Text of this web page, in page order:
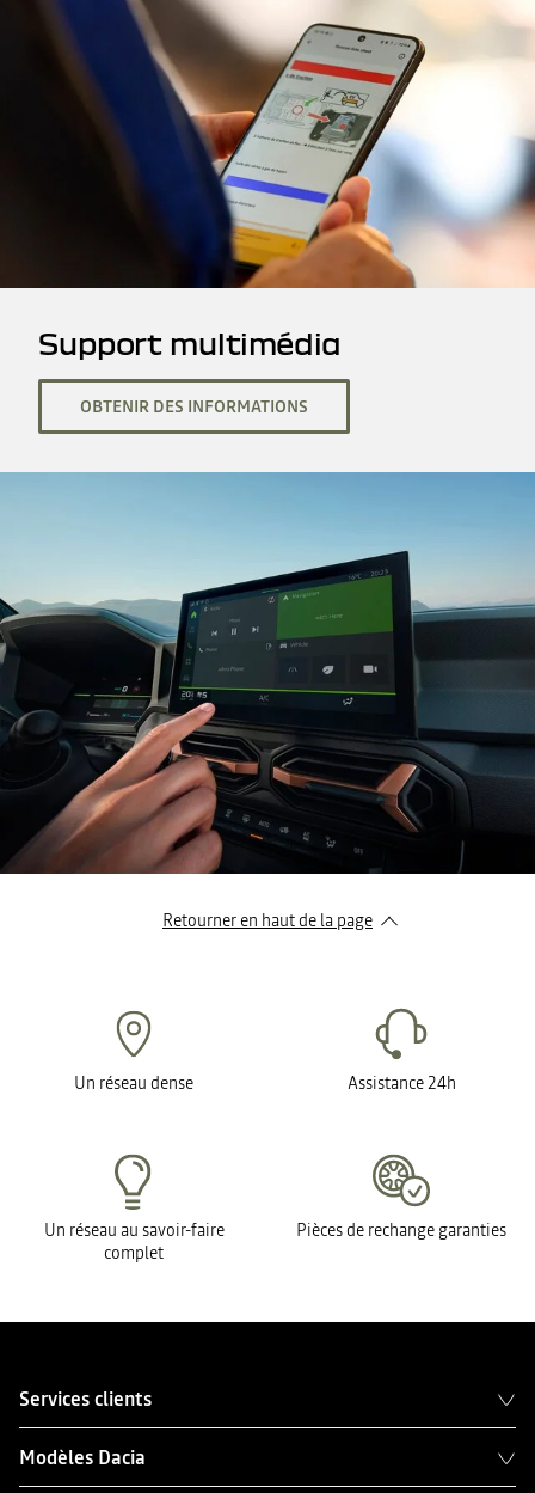
Support multimédia
OBTENIR DES INFORMATIONS
Retourner en haut de la page
Un réseau dense Assistance 24h
Un réseau au savoir-faire
complet
Pièces de rechange garanties
Services clients
Modèles Dacia